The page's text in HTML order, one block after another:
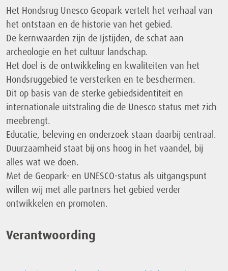
Het Hondsrug Unesco Geopark vertelt het verhaal van
het ontstaan en de historie van het gebied.
De kernwaarden zijn de Ijstijden, de schat aan
archeologie en het cultuur landschap.
Het doel is de ontwikkeling en kwaliteiten van het
Hondsruggebied te versterken en te beschermen.
Dit op basis van de sterke gebiedsidentiteit en
internationale uitstraling die de Unesco status met zich
meebrengt.
Educatie, beleving en onderzoek staan daarbij centraal.
Duurzaamheid staat bij ons hoog in het vaandel, bij
alles wat we doen.
Met de Geopark- en UNESCO-status als uitgangspunt
willen wij met alle partners het gebied verder
ontwikkelen en promoten.
Verantwoording